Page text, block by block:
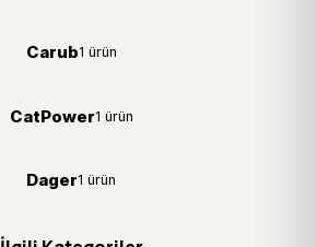
Carub1 ürün
CatPower1 ürün
Dager1 ürün